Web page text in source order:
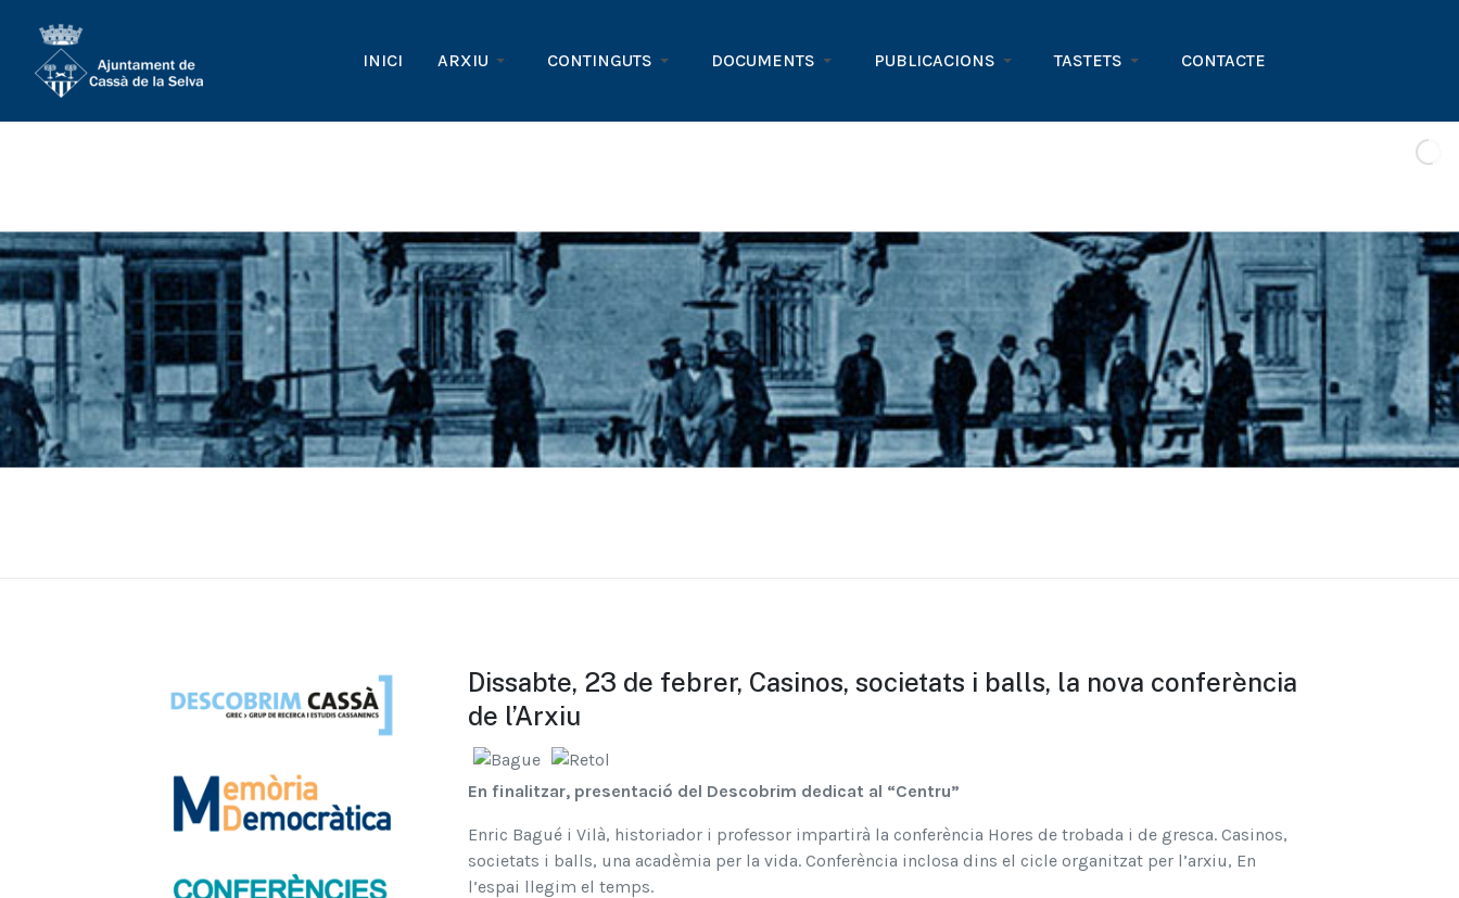
INICI ARXIU CONTINGUTS DOCUMENTS PUBLICACIONS TASTETS CONTACTE
Dissabte, 23 de febrer, Casinos, societats i balls, la nova conferència
de l’Arxiu
En finalitzar, presentació del Descobrim dedicat al “Centru”
Enric Bagué i Vilà, historiador i professor impartirà la conferència Hores de trobada i de gresca. Casinos,
societats i balls, una acadèmia per la vida. Conferència inclosa dins el cicle organitzat per l’arxiu, En
l’espai llegim el temps.